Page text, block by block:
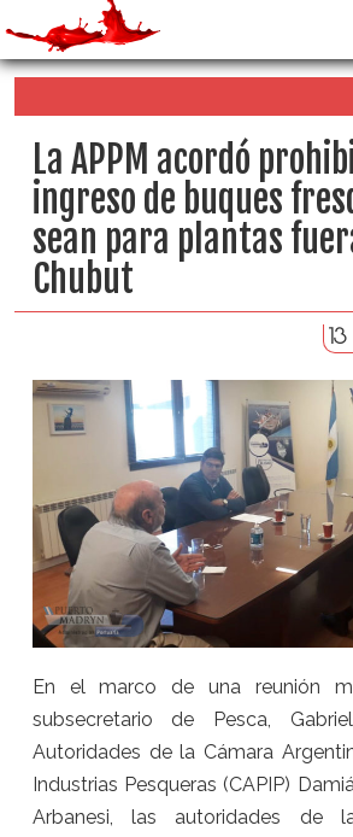
La APPM acordó
ingreso de buques
sean para plantas
Chubut
En el marco de una reunión
subsecretario de Pesca,
Autoridades de la Cámara
Industrias Pesqueras (CAPIP)
Arbanesi, las autoridades de